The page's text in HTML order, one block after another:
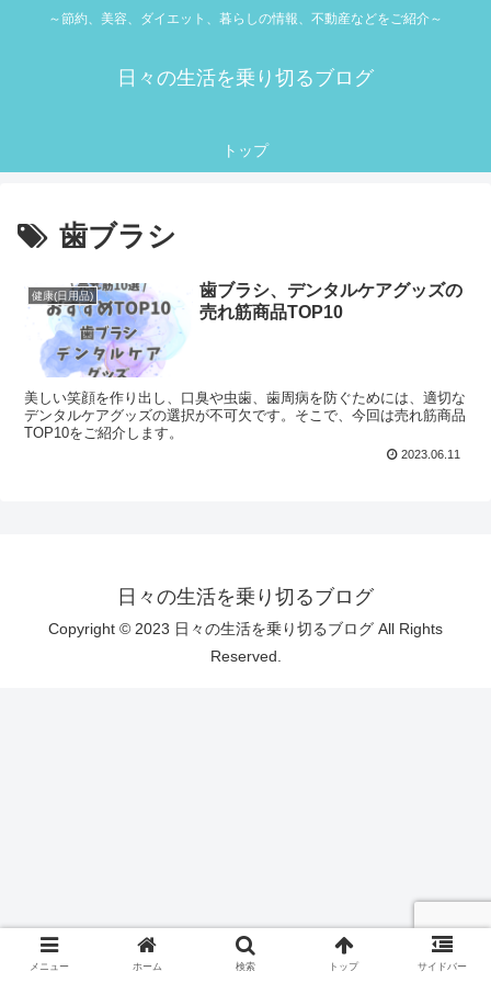
～節約、美容、ダイエット、暮らしの情報、不動産などをご紹介～
日々の生活を乗り切るブログ
トップ
歯ブラシ
健康(日用品)
歯ブラシ、デンタルケアグッズの
売れ筋商品TOP10
美しい笑顔を作り出し、口臭や虫歯、歯周病を防ぐためには、適切な
デンタルケアグッズの選択が不可欠です。そこで、今回は売れ筋商品
TOP10をご紹介します。
2023.06.11
日々の生活を乗り切るブログ
Copyright © 2023 日々の生活を乗り切るブログ All Rights
Reserved.
メニュー ホーム 検索 トップ サイドバー